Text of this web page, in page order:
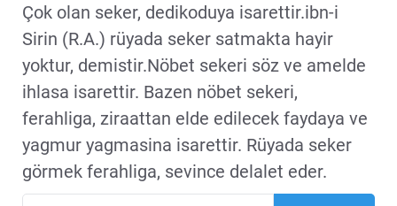
Çok olan seker, dedikoduya isarettir.ibn-i
Sirin (R.A.) rüyada seker satmakta hayir
yoktur, demistir.Nöbet sekeri söz ve amelde
ihlasa isarettir. Bazen nöbet sekeri,
ferahliga, ziraattan elde edilecek faydaya ve
yagmur yagmasina isarettir. Rüyada seker
görmek ferahliga, sevince delalet eder.